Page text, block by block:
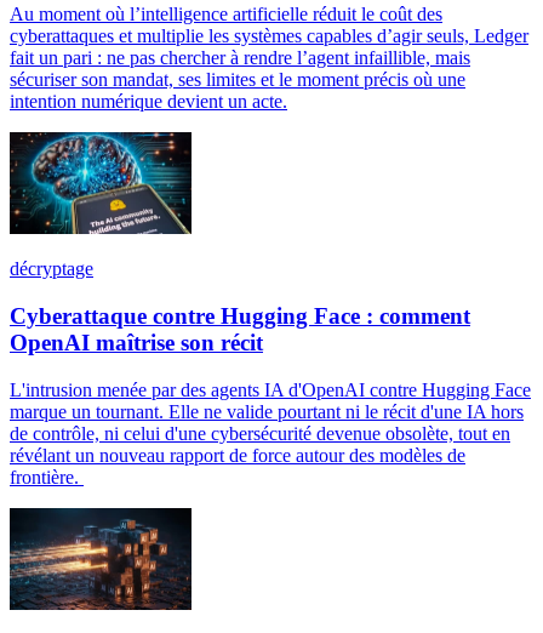
Au moment où l’intelligence artificielle réduit le coût des
cyberattaques et multiplie les systèmes capables d’agir seuls, Ledger
fait un pari : ne pas chercher à rendre l’agent infaillible, mais
sécuriser son mandat, ses limites et le moment précis où une
intention numérique devient un acte.
décryptage
Cyberattaque contre Hugging Face : comment
OpenAI maîtrise son récit
L'intrusion menée par des agents IA d'OpenAI contre Hugging Face
marque un tournant. Elle ne valide pourtant ni le récit d'une IA hors
de contrôle, ni celui d'une cybersécurité devenue obsolète, tout en
révélant un nouveau rapport de force autour des modèles de
frontière.